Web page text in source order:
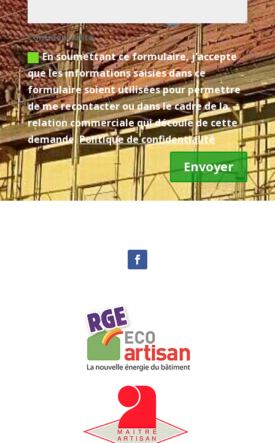
Confidentialité
En soumettant ce formulaire, j'accepte
que les informations saisies dans ce
formulaire soient utilisées pour permettre
de me recontacter ou dans le cadre de la
relation commerciale qui découle de cette
demande.Politique de confidentialité
Envoyer